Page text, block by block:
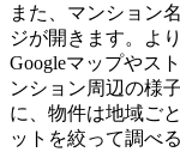
また、マンション
ジが開きます。よ
Googleマップやス
ンション周辺の様
に、物件は地域ご
ットを絞って調べ